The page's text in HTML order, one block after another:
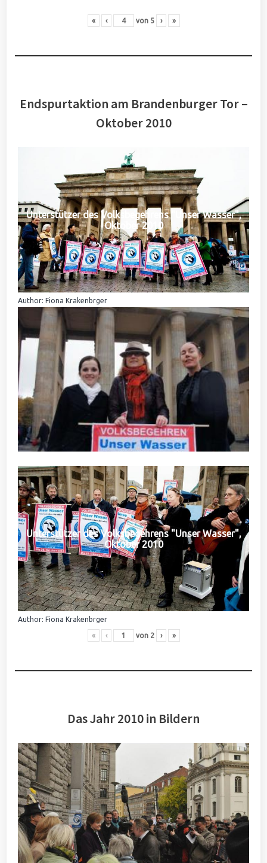
« ‹ von 5 › »
Endspurtaktion am Brandenburger Tor –
Oktober 2010
Unterstützer des Volksbegehrens "Unser Wasser",
Oktober 2010
Author: Fiona Krakenbrger
Unterstützer des Volksbegehrens "Unser Wasser",
Oktober 2010
Author: Fiona Krakenbrger
« ‹ von 2 › »
Das Jahr 2010 in Bildern